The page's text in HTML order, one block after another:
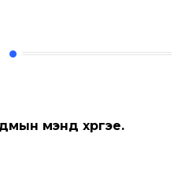
мэнд хүргэе.